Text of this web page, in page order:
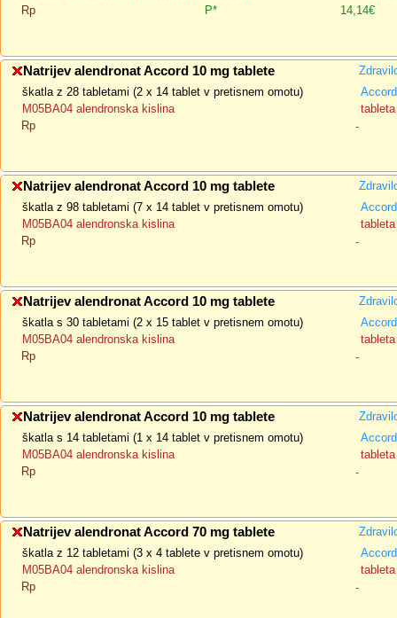
Rp
P* 14,14€
Natrijev alendronat Accord 10 mg tablete
škatla z 28 tabletami (2 x 14 tablet v pretisnem omotu)
M05BA04 alendronska kislina
tableta
Rp
-
Natrijev alendronat Accord 10 mg tablete
škatla z 98 tabletami (7 x 14 tablet v pretisnem omotu)
M05BA04 alendronska kislina
tableta
Rp
-
Natrijev alendronat Accord 10 mg tablete
škatla s 30 tabletami (2 x 15 tablet v pretisnem omotu)
M05BA04 alendronska kislina
tableta
Rp
-
Natrijev alendronat Accord 10 mg tablete
škatla s 14 tabletami (1 x 14 tablet v pretisnem omotu)
M05BA04 alendronska kislina
tableta
Rp
-
Natrijev alendronat Accord 70 mg tablete
škatla z 12 tabletami (3 x 4 tablete v pretisnem omotu)
M05BA04 alendronska kislina
tableta
Rp
-